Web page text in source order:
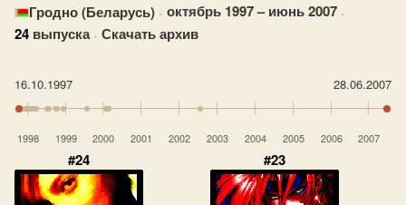
Гродно (Беларусь) · октябрь 1997 – июнь 2007 ·
24 выпуска · Скачать архив
16.10.1997 28.06.2007
1998 1999 2000 2001 2002 2003 2004 2005 2006 2007
#24 #23